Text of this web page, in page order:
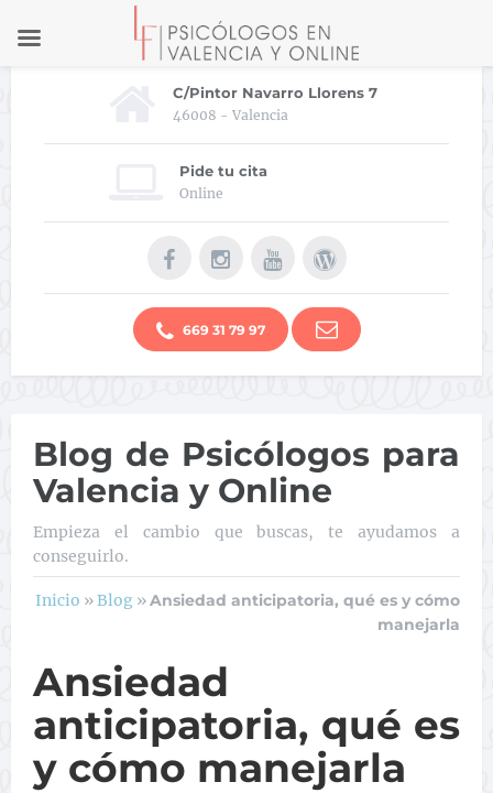
C/Pintor Navarro Llorens 7
46008 - Valencia
Pide tu cita
Online
669 31 79 97
Blog de Psicólogos para
Valencia y Online
Empieza el cambio que buscas, te ayudamos a
conseguirlo.
Inicio »Blog »Ansiedad anticipatoria, qué es y cómo
manejarla
Ansiedad
anticipatoria, qué es
y cómo manejarla